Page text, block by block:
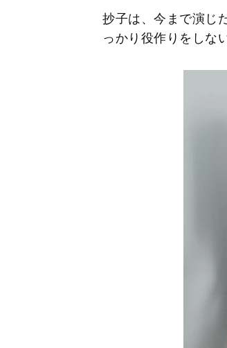
抄子は、今まで演じ
っかり役作りをしな